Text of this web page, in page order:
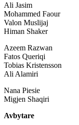
Ali Jasim
Mohammed Faour
Valon Muslijaj
Himan Shaker
Azeem Razwan
Fatos Queriqi
Tobias Kristensson
Ali Alamiri
Nana Piesie
Migjen Shaqiri
Avbytare